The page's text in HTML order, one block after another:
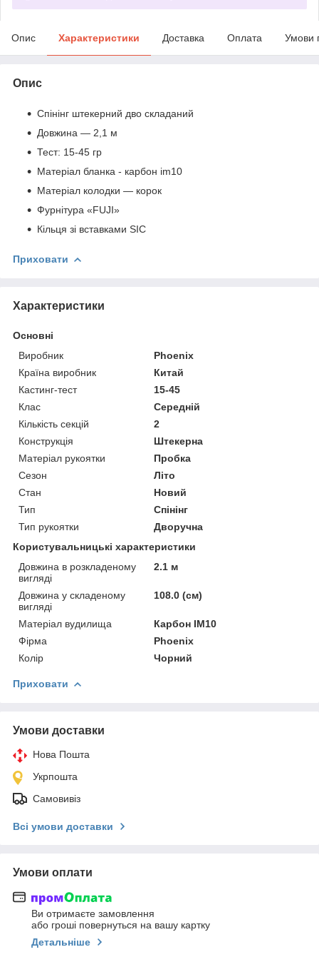
Опис Характеристики Доставка Оплата Умови
Опис
Спінінг штекерний дво складаний
Довжина — 2,1 м
Тест: 15-45 гр
Матеріал бланка - карбон im10
Матеріал колодки — корок
Фурнітура «FUJI»
Кільця зі вставками SIC
Приховати
Характеристики
Основні
Виробник
Phoenix
Країна виробник
Китай
Кастинг-тест
15-45
Клас
Середній
Кількість секцій
2
Конструкція
Штекерна
Матеріал рукоятки
Пробка
Сезон
Літо
Стан
Новий
Тип
Спінінг
Тип рукоятки
Дворучна
Користувальницькі характеристики
Довжина в розкладеному
вигляді
2.1 м
Довжина у складеному
вигляді
108.0 (см)
Матеріал вудилища
Карбон IM10
Фірма
Phoenix
Колір
Чорний
Приховати
Умови доставки
Нова Пошта
Укрпошта
Самовивіз
Всі умови доставки
Умови оплати
Ви отримаєте замовлення
або гроші повернуться на вашу картку
Детальніше